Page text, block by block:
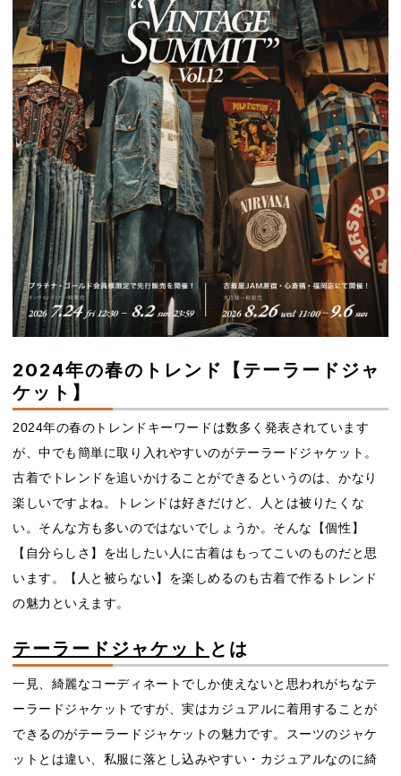
2024年の春のトレンド【テーラードジャ
ケット】
2024年の春のトレンドキーワードは数多く発表されています
が、中でも簡単に取り入れやすいのがテーラードジャケット。
古着でトレンドを追いかけることができるというのは、かなり
楽しいですよね。トレンドは好きだけど、人とは被りたくな
い。そんな方も多いのではないでしょうか。そんな【個性】
【自分らしさ】を出したい人に古着はもってこいのものだと思
います。【人と被らない】を楽しめるのも古着で作るトレンド
の魅力といえます。
テーラードジャケット とは
一見、綺麗なコーディネートでしか使えないと思われがちなテ
ーラードジャケットですが、実はカジュアルに着用することが
できるのがテーラードジャケットの魅力です。スーツのジャケ
ットとは違い、私服に落とし込みやすい・カジュアルなのに綺